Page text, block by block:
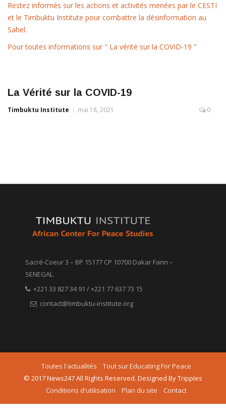
Restez informés sur les actions et activités menées par le CESTI
et le Timbuktu Institute pour combattre la désinformation au
Sahel.
Pour toutes informations sur " La vérité sur la COVID-19 "
La Vérité sur la COVID-19
Timbuktu Institute mai 18, 2021 0
Sacré-Coeur 3 – BP 15177 CP 10700 Dakar Fann –
SENEGAL.
+221 33 827 34 91 / +221 77 637 73 15
contact@timbuktu-institute.org
Toutes l'actualités
Tout sur Educating For Peace
© 2017 News247 All Rights Reserved. Designed By Tripples
Conditions d'utilisation
Plan du site Contact